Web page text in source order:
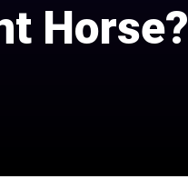
Horse?